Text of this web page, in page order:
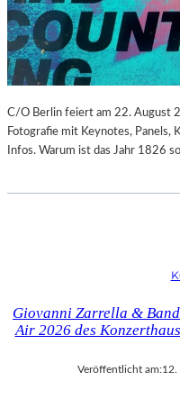
C/O Berlin feiert am 22. August
Fotografie mit Keynotes, Panels,
Infos. Warum ist das Jahr 1826
Giovanni Zarrella &
Air 2026 des
Veröffentlicht am:12.